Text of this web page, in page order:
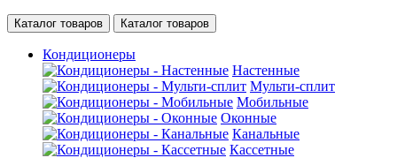
Каталог товаров Каталог товаров
Кондиционеры
Настенные
Мульти-сплит
Мобильные
Оконные
Канальные
Кассетные